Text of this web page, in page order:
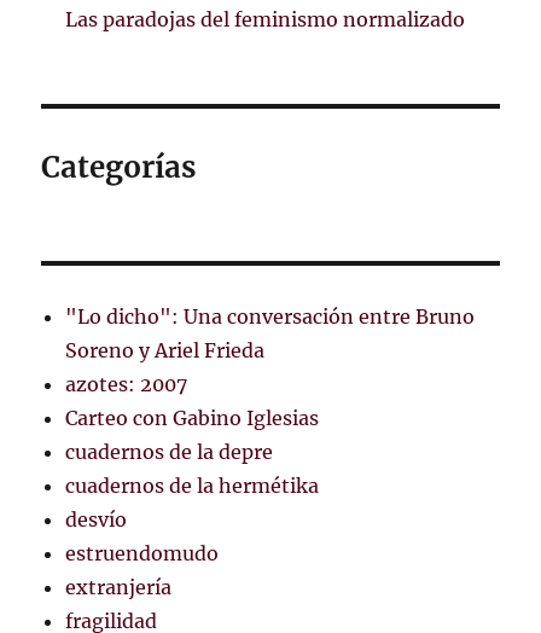
Las paradojas del feminismo normalizado
Categorías
"Lo dicho": Una conversación entre Bruno
Soreno y Ariel Frieda
azotes: 2007
Carteo con Gabino Iglesias
cuadernos de la depre
cuadernos de la hermétika
desvío
estruendomudo
extranjería
fragilidad